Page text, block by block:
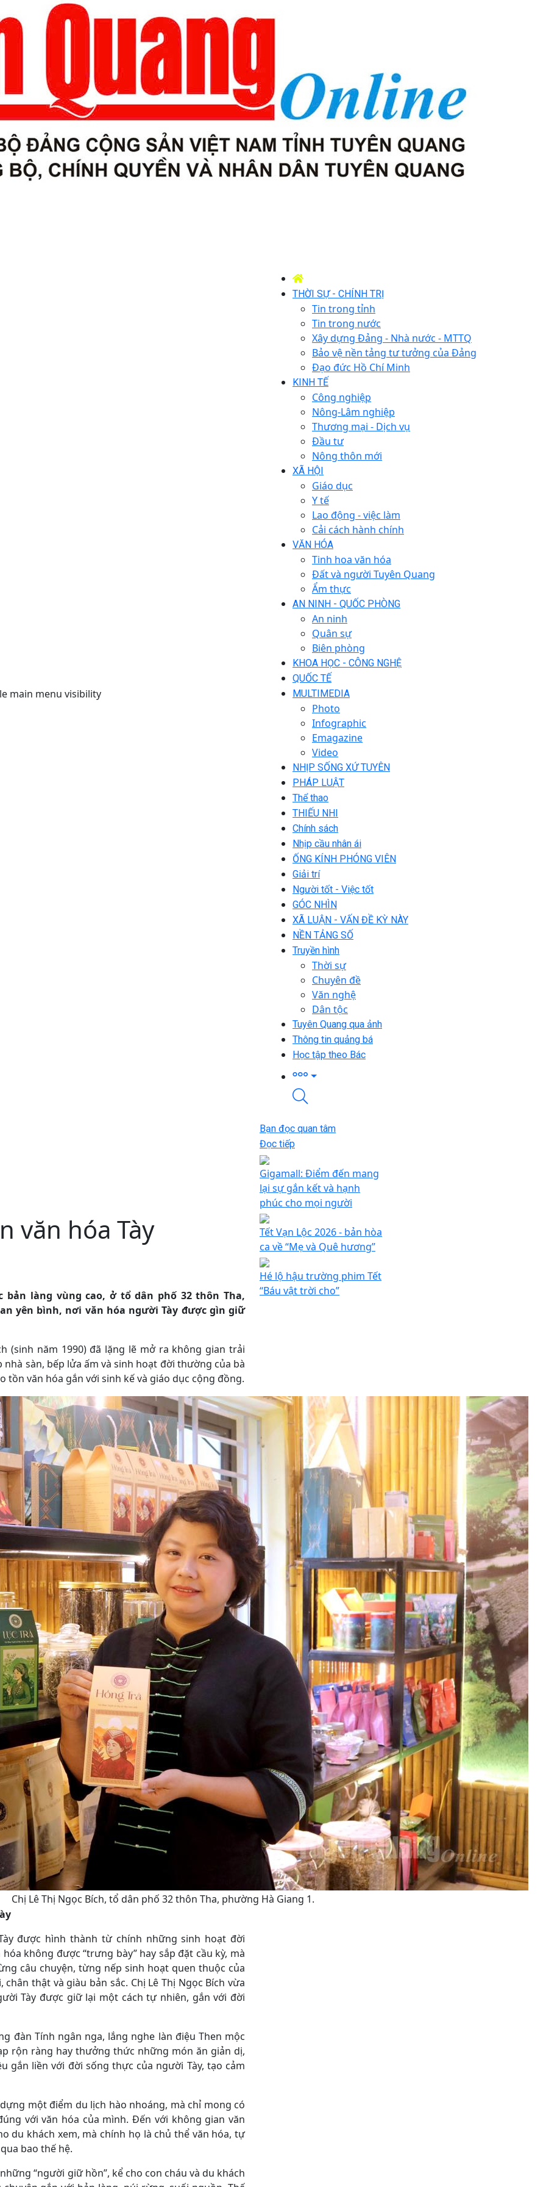
main menu visibility
THỜI SỰ - CHÍNH TRỊ
Tin trong tỉnh
Tin trong nước
Xây dựng Đảng - Nhà nước - MTTQ
Bảo vệ nền tảng tư tưởng của Đảng
Đạo đức Hồ Chí Minh
KINH TẾ
Công nghiệp
Nông-Lâm nghiệp
Thương mại - Dịch vụ
Đầu tư
Nông thôn mới
XÃ HỘI
Giáo dục
Y tế
Lao động - việc làm
Cải cách hành chính
VĂN HÓA
Tinh hoa văn hóa
Đất và người Tuyên Quang
Ẩm thực
AN NINH - QUỐC PHÒNG
An ninh
Quân sự
Biên phòng
KHOA HỌC - CÔNG NGHỆ
QUỐC TẾ
MULTIMEDIA
Photo
Infographic
Emagazine
Video
NHỊP SỐNG XỨ TUYÊN
PHÁP LUẬT
Thể thao
THIẾU NHI
Chính sách
Nhịp cầu nhân ái
ỐNG KÍNH PHÓNG VIÊN
Giải trí
Người tốt - Việc tốt
GÓC NHÌN
XÃ LUẬN - VẤN ĐỀ KỲ NÀY
NỀN TẢNG SỐ
Truyền hình
Thời sự
Chuyên đề
Văn nghệ
Dân tộc
Tuyên Quang qua ảnh
Thông tin quảng bá
Học tập theo Bác
văn hóa Tày
làng vùng cao, ở tổ dân phố 32 thôn Tha,
yên bình, nơi văn hóa người Tày được gìn giữ
(sinh năm 1990) đã lặng lẽ mở ra không gian trải
sàn, bếp lửa ấm và sinh hoạt đời thường của bà
tồn văn hóa gắn với sinh kế và giáo dục cộng đồng.
Chị Lê Thị Ngọc Bích, tổ dân phố 32 thôn Tha, phường Hà Giang 1.
được hình thành từ chính những sinh hoạt đời
không được “trưng bày” hay sắp đặt cầu kỳ, mà
câu chuyện, từng nếp sinh hoạt quen thuộc của
thật và giàu bản sắc. Chị Lê Thị Ngọc Bích vừa
Tày được giữ lại một cách tự nhiên, gắn với đời
đàn Tính ngân nga, lắng nghe làn điệu Then mộc
rộn ràng hay thưởng thức những món ăn giản dị,
liền với đời sống thực của người Tày, tạo cảm
một điểm du lịch hào nhoáng, mà chỉ mong có
với văn hóa của mình. Đến với không gian văn
du khách xem, mà chính họ là chủ thể văn hóa, tự
bao thế hệ.
“người giữ hồn”, kể cho con cháu và du khách
Bạn đọc quan tâm
Đọc tiếp
Gigamall: Điểm đến mang
lại sự gắn kết và hạnh
phúc cho mọi người
Tết Vạn Lộc 2026 - bản hòa
ca về “Mẹ và Quê hương”
Hé lộ hậu trường phim Tết
“Báu vật trời cho”